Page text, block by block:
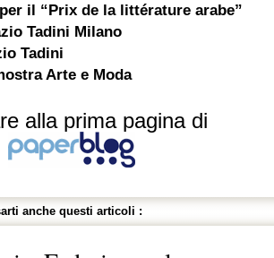
il “Prix de la littérature arabe”
Tadini Milano
Tadini
Arte e Moda
alla prima pagina di
anche questi articoli :